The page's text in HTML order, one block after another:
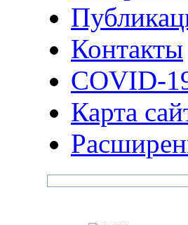
Контакты
COVID-
Карта